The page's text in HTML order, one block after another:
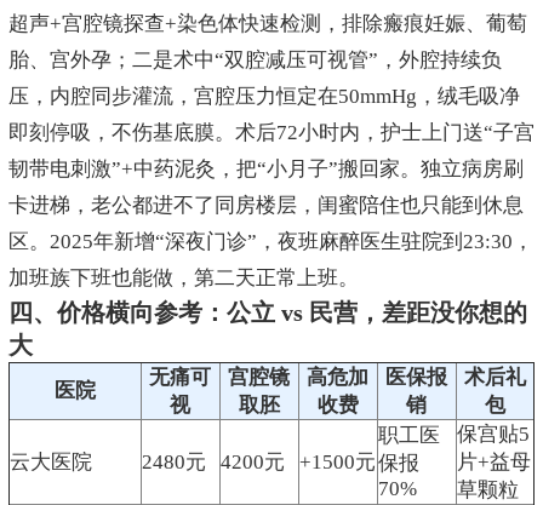
超声+宫腔镜探查+染色体快速检测，排除瘢痕妊娠、葡萄
胎、宫外孕；二是术中“双腔减压可视管”，外腔持续负
压，内腔同步灌流，宫腔压力恒定在50mmHg，绒毛吸净
即刻停吸，不伤基底膜。术后72小时内，护士上门送“子宫
韧带电刺激”+中药泥灸，把“小月子”搬回家。独立病房刷
卡进梯，老公都进不了同房楼层，闺蜜陪住也只能到休息
区。2025年新增“深夜门诊”，夜班麻醉医生驻院到23:30，
加班族下班也能做，第二天正常上班。
四、价格横向参考：公立 vs 民营，差距没你想的
大
医院
无痛可
视
宫腔镜
取胚
高危加
收费
医保报
销
术后礼
包
云大医院 2480元 4200元 +1500元
职工医
保报
70%
保宫贴5
片+益母
草颗粒